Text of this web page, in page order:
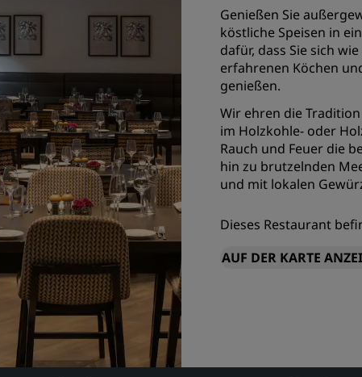
Fordern Sie ein Angebot an
Veranstaltungsorte
Branchenlösungen
Flüge suchen
Restaurants
Digitale Services
Genießen Sie
köstliche Speisen in
dafür, dass Sie sich
erfahrenen Köchen
genießen.
Wir ehren die
im Holzkohle- oder
Rauch und Feuer die
hin zu brutzelnden
und mit lokalen
Dieses Restaurant
AUF DER KARTE